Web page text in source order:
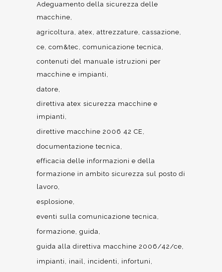
Adeguamento della sicurezza delle
macchine
agricoltura atex attrezzature cassazione
ce com&tec
comunicazione tecnica
contenuti del manuale istruzioni per
macchine e impianti
datore
direttiva atex sicurezza macchine e
impianti
direttive macchine 2006 42 CE
documentazione tecnica
efficacia delle informazioni e della
formazione in ambito sicurezza sul posto di
lavoro
esplosione
eventi sulla comunicazione tecnica
formazione guida
guida alla direttiva macchine 2006/42/ce
impianti
inail incidenti
infortuni